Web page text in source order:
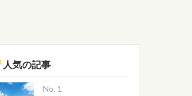
新座・朝霞・戸田・和光
蕨・草加・八潮・三郷
人気の記事
No.